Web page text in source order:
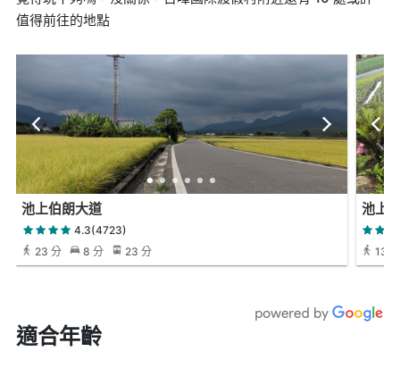
值得前往的地點
池上伯朗大道
4.3(4723)
23 分
8 分 23 分
池上
13 分
適合年齡